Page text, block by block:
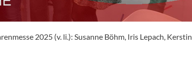
2025 (v. li.): Susanne Böhm, Iris Lepach, Kerstin